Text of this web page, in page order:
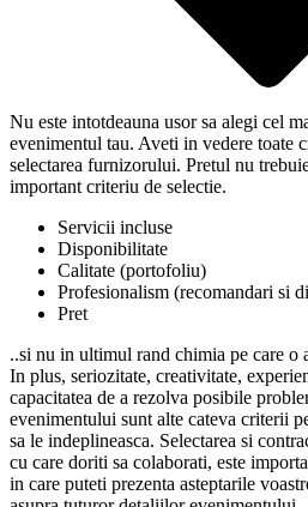
Nu este intotdeauna usor sa alegi cel
evenimentul tau. Aveti in vedere toate
selectarea furnizorului. Pretul nu
important criteriu de selectie.
Servicii incluse
Disponibilitate
Calitate (portofoliu)
Profesionalism (recomandari si
Pret
..si nu in ultimul rand chimia pe care o
In plus, seriozitate, creativitate,
capacitatea de a rezolva posibile
evenimentului sunt alte cateva criterii
sa le indeplineasca. Selectarea si
cu care doriti sa colaborati, este
in care puteti prezenta asteptarile